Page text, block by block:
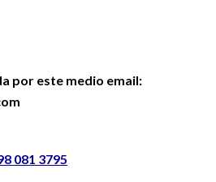
por este medio email:
081 3795